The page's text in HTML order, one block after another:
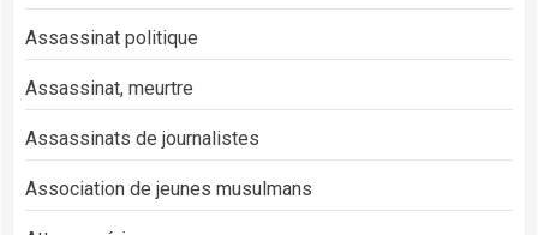
Assassinat politique
Assassinat, meurtre
Assassinats de journalistes
Association de jeunes musulmans